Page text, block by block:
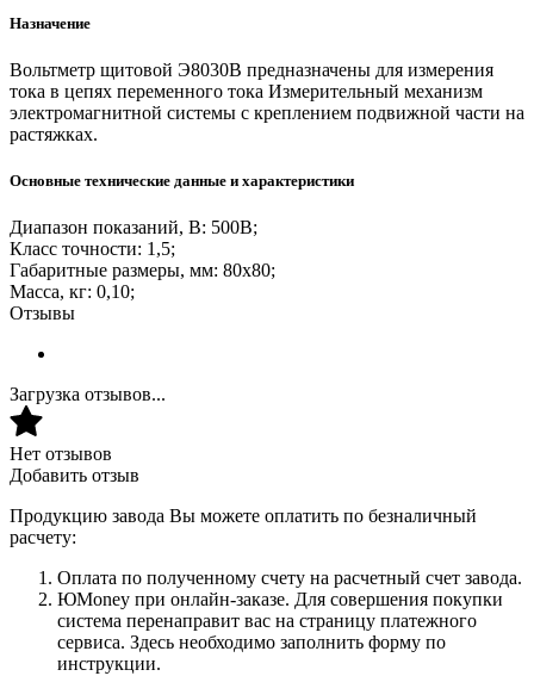
Назначение
Вольтметр щитовой Э8030В предназначены для измерения
тока в цепях переменного тока Измерительный механизм
электромагнитной системы с креплением подвижной части на
растяжках.
Основные технические данные и характеристики
Диапазон показаний, В: 500В;
Класс точности: 1,5;
Габаритные размеры, мм: 80х80;
Масса, кг: 0,10;
Отзывы
Загрузка отзывов...
Нет отзывов
Добавить отзыв
Продукцию завода Вы можете оплатить по безналичный
расчету:
Оплата по полученному счету на расчетный счет завода.
ЮMoney при онлайн-заказе. Для совершения покупки
система перенаправит вас на страницу платежного
сервиса. Здесь необходимо заполнить форму по
инструкции.